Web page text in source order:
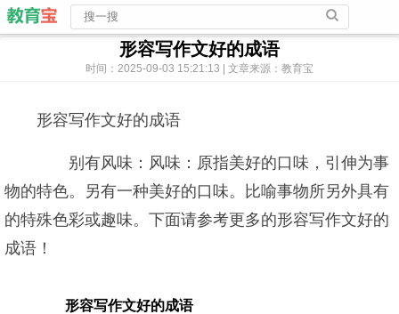
形容写作文好的成语
时间：2025-09-03 15:21:13 | 文章来源：教育宝
形容写作文好的成语
别有风味：风味：原指美好的口味，引伸为事
物的特色。另有一种美好的口味。比喻事物所另外具有
的特殊色彩或趣味。下面请参考更多的形容写作文好的
成语！
形容写作文好的成语